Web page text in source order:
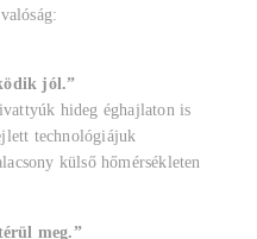
jól.”
hideg éghajlaton is
technológiájuk
külső hőmérsékleten
meg.”